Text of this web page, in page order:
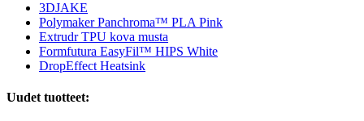
3DJAKE
Polymaker Panchroma™ PLA Pink
Extrudr TPU kova musta
Formfutura EasyFil™ HIPS White
DropEffect Heatsink
Uudet tuotteet: